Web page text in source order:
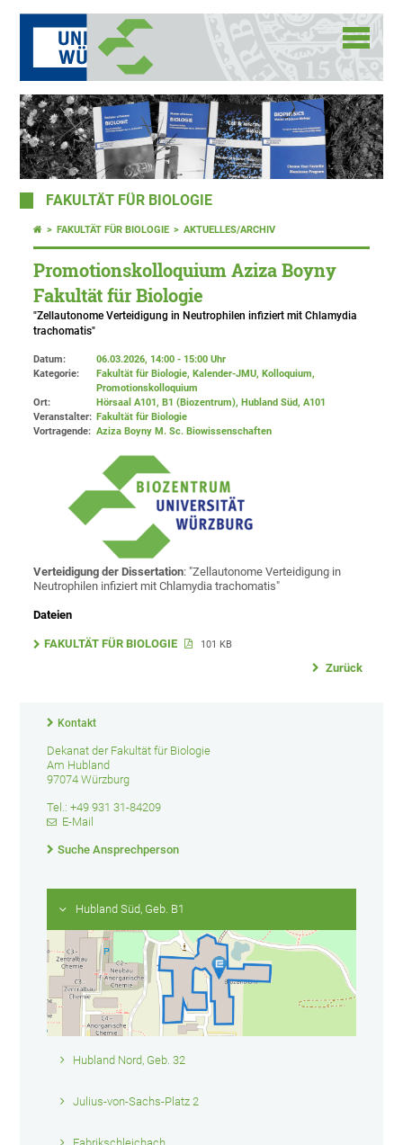
FAKULTÄT FÜR BIOLOGIE
FAKULTÄT FÜR BIOLOGIE AKTUELLES/ARCHIV
Promotionskolloquium Aziza Boyny
Fakultät für Biologie
"Zellautonome Verteidigung in Neutrophilen infiziert mit Chlamydia
trachomatis"
Datum:
06.03.2026, 14:00 - 15:00 Uhr
Kategorie:
Fakultät für Biologie, Kalender-JMU, Kolloquium,
Promotionskolloquium
Ort:
Hörsaal A101, B1 (Biozentrum), Hubland Süd, A101
Veranstalter: Fakultät für Biologie
Vortragende: Aziza Boyny M. Sc. Biowissenschaften
Verteidigung der Dissertation: "Zellautonome Verteidigung in
Neutrophilen infiziert mit Chlamydia trachomatis"
Dateien
FAKULTÄT FÜR BIOLOGIE 101 KB
Zurück
Kontakt
Dekanat der Fakultät für Biologie
Am Hubland
97074 Würzburg
Tel.: +49 931 31-84209
E-Mail
Suche Ansprechperson
Hubland Süd, Geb. B1
Hubland Nord, Geb. 32
Julius-von-Sachs-Platz 2